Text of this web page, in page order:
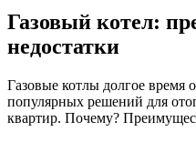
Газовый котел:
недостатки
Газовые котлы долгое время
популярных решений для
квартир. Почему?